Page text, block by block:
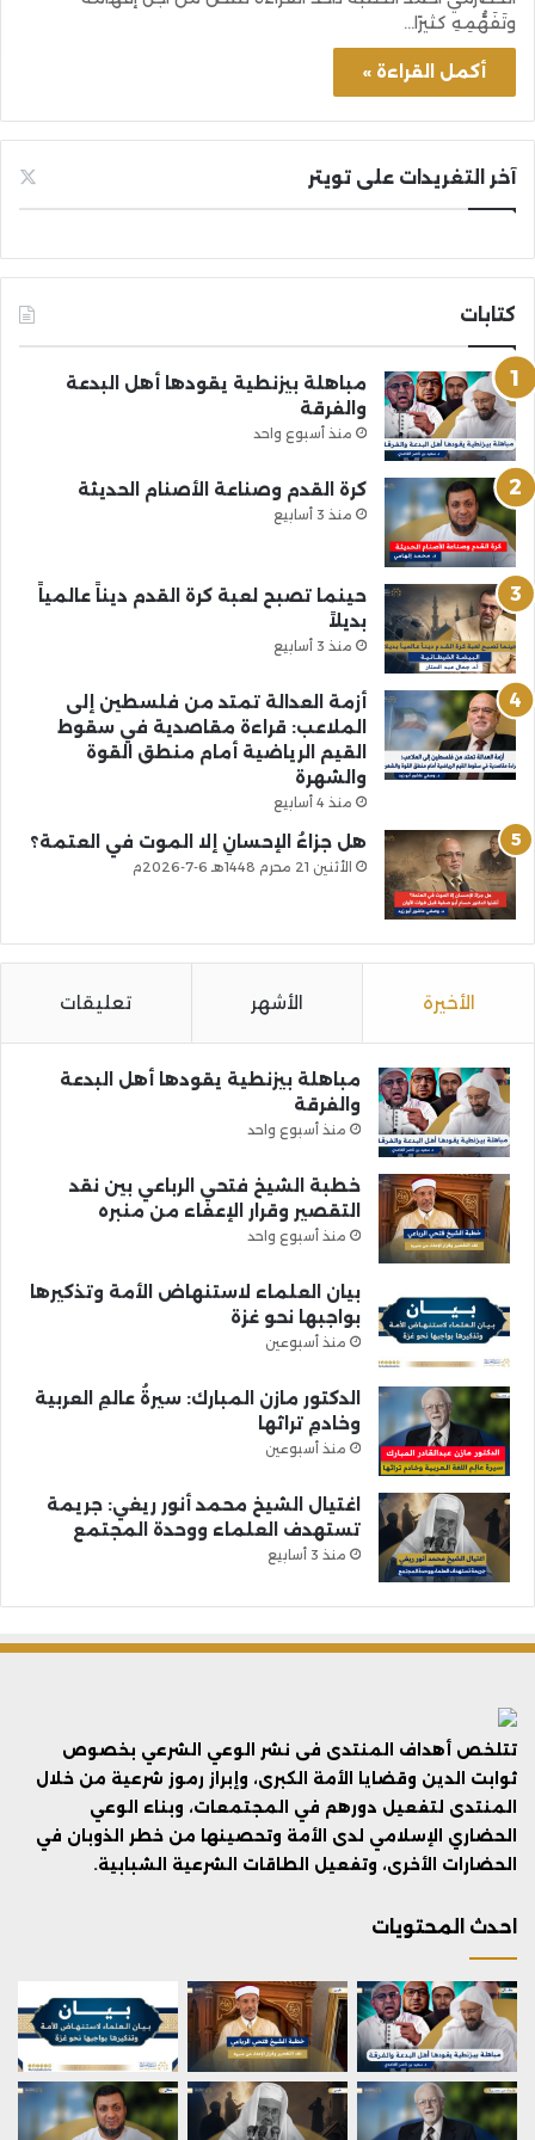
وتَفَهُّمِهِ كثيرًا…
أكمل القراءة »
آخر التغريدات على تويتر
كتابات
مباهلة بيزنطية يقودها أهل البدعة
والفرقة
منذ أسبوع واحد
كرة القدم وصناعة الأصنام الحديثة
منذ 3 أسابيع
حينما تصبح لعبة كرة القدم ديناً عالمياً
بديلاً
منذ 3 أسابيع
أزمة العدالة تمتد من فلسطين إلى
الملاعب: قراءة مقاصدية في سقوط
القيم الرياضية أمام منطق القوة
والشهرة
منذ 4 أسابيع
هل جزاءُ الإحسانِ إلا الموت في العتمة؟
الأثنين 21 محرم 1448هـ 6-7-2026م
الأخيرة الأشهر تعليقات
مباهلة بيزنطية يقودها أهل البدعة
والفرقة
منذ أسبوع واحد
خطبة الشيخ فتحي الرباعي بين نقد
التقصير وقرار الإعفاء من منبره
منذ أسبوع واحد
بيان العلماء لاستنهاض الأمة وتذكيرها
بواجبها نحو غزة
منذ أسبوعين
الدكتور مازن المبارك: سيرةُ عالمِ العربية
وخادمِ تراثها
منذ أسبوعين
اغتيال الشيخ محمد أنور ريغي: جريمة
تستهدف العلماء ووحدة المجتمع
منذ 3 أسابيع
تتلخص أهداف المنتدى فى نشر الوعي الشرعي بخصوص
ثوابت الدين وقضايا الأمة الكبرى، وإبراز رموز شرعية من خلال
المنتدى لتفعيل دورهم في المجتمعات، وبناء الوعي
الحضاري الإسلامي لدى الأمة وتحصينها من خطر الذوبان في
الحضارات الأخرى، وتفعيل الطاقات الشرعية الشبابية.
احدث المحتويات